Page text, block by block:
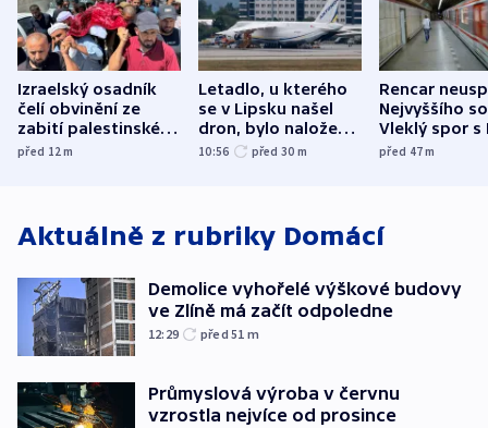
Izraelský osadník
čelí obvinění ze
zabití palestinského
aktivisty
před 12m
Letadlo, u kterého
se v Lipsku našel
dron, bylo naložené
municí, píší média
10:56 před 30 m
Rencar
Nejvyššího
Vleklý spor s
reklamní
před 47m
Aktuálně z rubriky Domácí
Demolice vyhořelé výškové budovy
ve Zlíně má začít odpoledne
12:29 před 51 m
Průmyslová výroba v červnu
vzrostla nejvíce od prosince